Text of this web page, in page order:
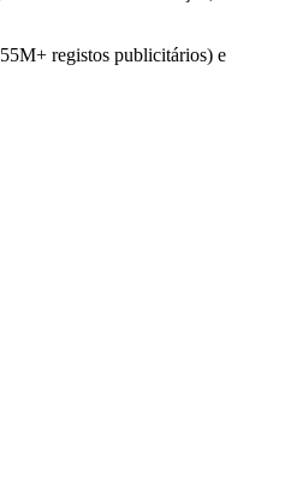
registos publicitários) e